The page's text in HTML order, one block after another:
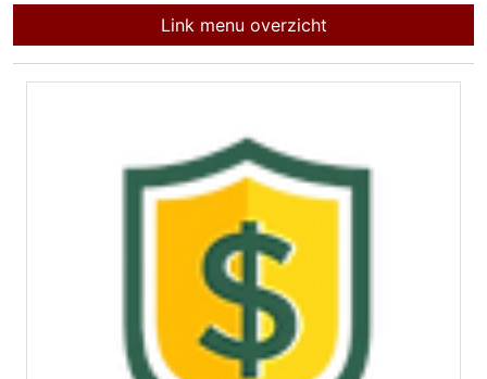
Link menu overzicht